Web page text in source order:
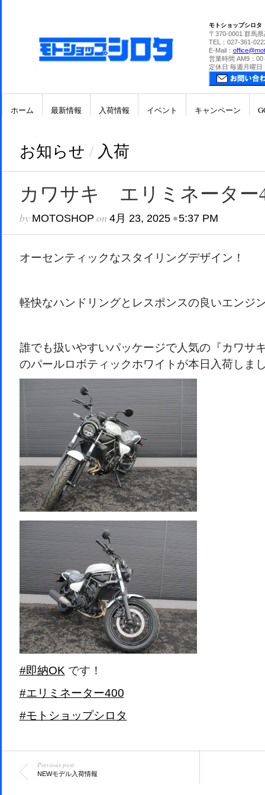
モトショップシロタ
〒370-0001 群馬
TEL：027-361-
E-Mail：
営業時間 AM9：00
定休日 毎週月曜日
ホーム 最新情報 入荷情報 イベント キャンペーン
お知らせ / 入荷
カワサキ エリミネーター
by MOTOSHOP on 4月 23, 2025•5:37 PM
オーセンティックなスタイリングデザイン！
軽快なハンドリングとレスポンスの良いエンジ
誰でも扱いやすいパッケージで人気の『カワサ
のパールロボティックホワイトが本日入荷しま
#即納OK です！
#エリミネーター400
#モトショップシロタ
Previous post
NEWモデル入荷情報